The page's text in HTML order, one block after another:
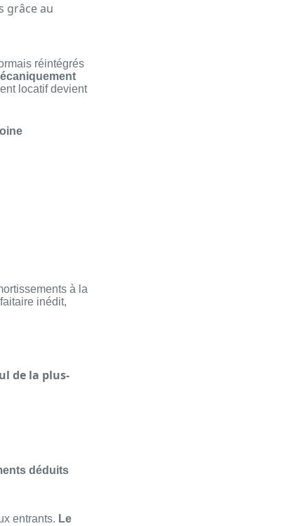
grâce au
réintégrés
locatif devient
à la
inédit,
de la plus-
déduits
entrants. Le